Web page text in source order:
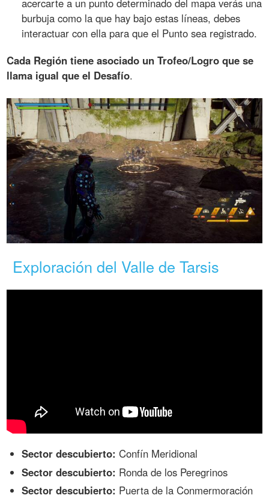
burbuja como la que hay bajo estas líneas, debes
interactuar con ella para que el Punto sea registrado.
Cada Región tiene asociado un Trofeo/Logro que se
llama igual que el Desafío.
Exploración del Valle de Tarsis
Sector descubierto: Confín Meridional
Sector descubierto: Ronda de los Peregrinos
Sector descubierto: Puerta de la Conmermoración